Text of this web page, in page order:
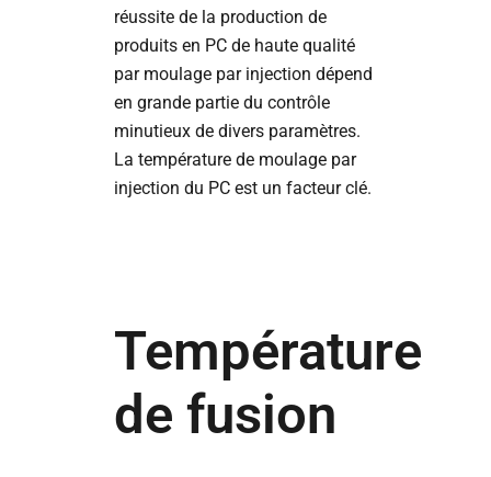
réussite de la production de
produits en PC de haute qualité
par moulage par injection dépend
en grande partie du contrôle
minutieux de divers paramètres.
La température de moulage par
injection du PC est un facteur clé.
Température
de fusion